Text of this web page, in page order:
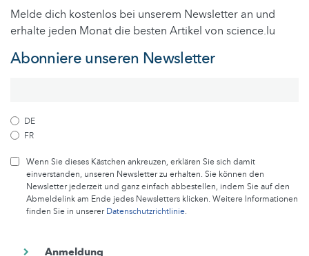
Melde dich kostenlos bei unserem Newsletter an und
erhalte jeden Monat die besten Artikel von science.lu
Abonniere unseren Newsletter
DE
FR
Wenn Sie dieses Kästchen ankreuzen, erklären Sie sich damit
einverstanden, unseren Newsletter zu erhalten. Sie können den
Newsletter jederzeit und ganz einfach abbestellen, indem Sie auf den
Abmeldelink am Ende jedes Newsletters klicken. Weitere Informationen
finden Sie in unsererDatenschutzrichtlinie.